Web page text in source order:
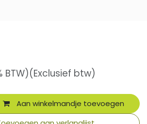
BTW)(Exclusief btw)
Aan winkelmandje toevoegen